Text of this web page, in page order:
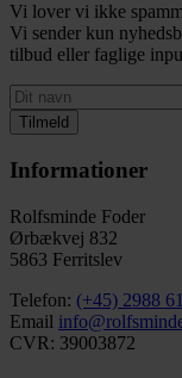
Vi lover vi ikke
Vi sender kun
tilbud eller faglige
Tilmeld
Informationer
Rolfsminde Foder
Ørbækvej 832
5863 Ferritslev
Telefon: (+45) 2988
Email
CVR: 39003872